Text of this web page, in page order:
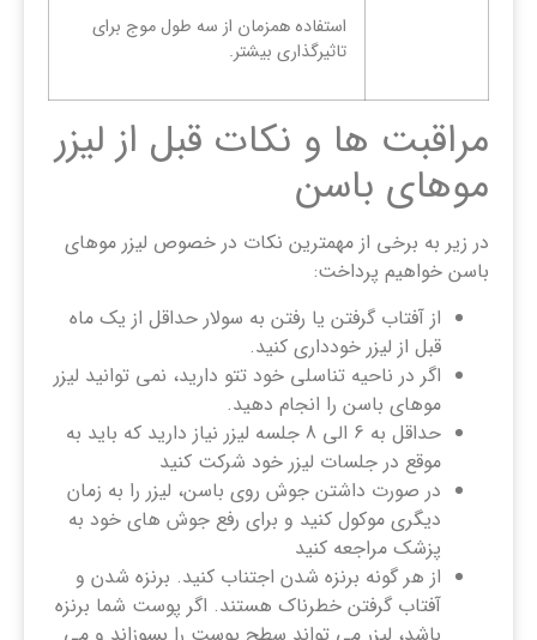
استفاده همزمان از سه طول موج برای
تاثیرگذاری بیشتر.
مراقبت ها و نکات قبل از لیزر
موهای باسن
در زیر به برخی از مهمترین نکات در خصوص لیزر موهای
باسن خواهیم پرداخت:
از آفتاب گرفتن یا رفتن به سولار حداقل از یک ماه
قبل از لیزر خودداری کنید.
اگر در ناحیه تناسلی خود تتو دارید، نمی توانید لیزر
موهای باسن را انجام دهید.
حداقل به 6 الی 8 جلسه لیزر نیاز دارید که باید به
موقع در جلسات لیزر خود شرکت کنید
در صورت داشتن جوش روی باسن، لیزر را به زمان
دیگری موکول کنید و برای رفع جوش های خود به
پزشک مراجعه کنید
از هر گونه برنزه شدن اجتناب کنید. برنزه شدن و
آفتاب گرفتن خطرناک هستند. اگر پوست شما برنزه